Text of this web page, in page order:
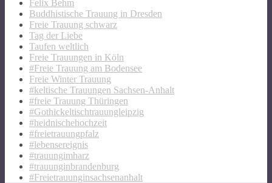
Felix Behm
Buddhistische Trauung in Dresden
Freie Trauung schwarz
Tag der Liebe
Taufen weltlich
Freie Trauungen in Köln
#Freie Trauung am Bodensee
Freie Winter Trauung
#keltische Trauungen Sachsen-Anhalt
#freie Trauung Thüringen
#Gothickeltischtrauungleipzig
#heidnischehochzeit
#freietrauungpfalz
#lebensereignis
#trauungimharz
#trauunginbrandenburg
#Freietrauunginsachsenanhalt